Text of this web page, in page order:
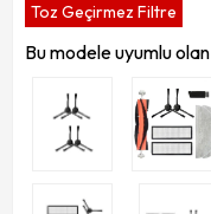
Toz Geçirmez Filtre
Bu modele uyumlu